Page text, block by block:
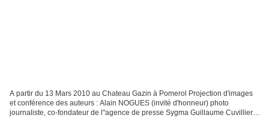
A partir du 13 Mars 2010 au Chateau Gazin à Pomerol Projection d'images
et conférence des auteurs : Alain NOGUES (invité d'honneur) photo
journaliste, co-fondateur de l"agence de presse Sygma Guillaume Cuvillier,